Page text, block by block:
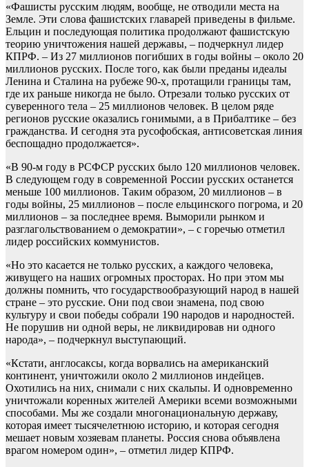
«Фашисты русским людям, вообще, не отводили места на
Земле. Эти слова фашистских главарей приведены в фильме.
Ельцин и последующая политика продолжают фашистскую
теорию уничтожения нашей державы, – подчеркнул лидер
КПРФ. – Из 27 миллионов погибших в годы войны – около 20
миллионов русских. После того, как были преданы идеалы
Ленина и Сталина на рубеже 90-х, протащили границы там,
где их раньше никогда не было. Отрезали только русских от
суверенного тела – 25 миллионов человек. В целом ряде
регионов русские оказались гонимыми, а в Прибалтике – без
гражданства. И сегодня эта русофобская, антисоветская линия
беспощадно продолжается».
«В 90-м году в РСФСР русских было 120 миллионов человек.
В следующем году в современной России русских останется
меньше 100 миллионов. Таким образом, 20 миллионов – в
годы войны, 25 миллионов – после ельцинского погрома, и 20
миллионов – за последнее время. Выморили рынком и
разглагольствованием о демократии», – с горечью отметил
лидер российских коммунистов.
«Но это касается не только русских, а каждого человека,
живущего на наших огромных просторах. Но при этом мы
должны помнить, что государствообразующий народ в нашей
стране – это русские. Они под свои знамена, под свою
культуру и свои победы собрали 190 народов и народностей.
Не порушив ни одной веры, не ликвидировав ни одного
народа», – подчеркнул выступающий.
«Кстати, англосаксы, когда ворвались на американский
континент, уничтожили около 2 миллионов индейцев.
Охотились на них, снимали с них скальпы. И одновременно
уничтожали коренных жителей Америки всеми возможными
способами. Мы же создали многонациональную державу,
которая имеет тысячелетнюю историю, и которая сегодня
мешает новым хозяевам планеты. Россия снова объявлена
врагом номером один», – отметил лидер КПРФ.